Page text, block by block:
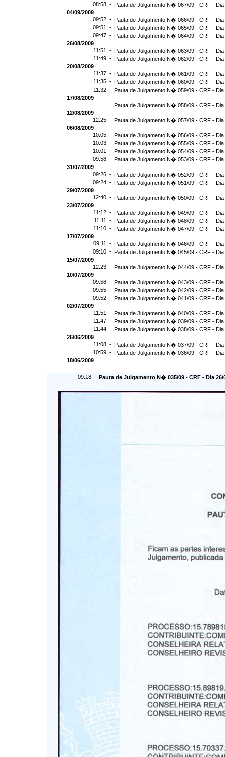
08:58 - Pauta de Julgamento N� 067/09 - CRF - Dia
04/09/2009
09:52 - Pauta de Julgamento N� 066/09 - CRF - Dia
09:51 - Pauta de Julgamento N� 065/09 - CRF - Dia
09:47 - Pauta de Julgamento N� 064/09 - CRF - Dia
26/08/2009
11:51 - Pauta de Julgamento N� 063/09 - CRF - Dia
11:49 - Pauta de Julgamento N� 062/09 - CRF - Dia
20/08/2009
11:37 - Pauta de Julgamento N� 061/09 - CRF - Dia
11:35 - Pauta de Julgamento N� 060/09 - CRF - Dia
11:32 - Pauta de Julgamento N� 059/09 - CRF - Dia
17/08/2009
Pauta de Julgamento N� 058/09 - CRF - Dia
12/08/2009
12:25 - Pauta de Julgamento N� 057/09 - CRF - Dia
06/08/2009
10:05 - Pauta de Julgamento N� 056/09 - CRF - Dia
10:03 - Pauta de Julgamento N� 055/09 - CRF - Dia
10:01 - Pauta de Julgamento N� 054/09 - CRF - Dia
09:58 - Pauta de Julgamento N� 053/09 - CRF - Dia
31/07/2009
09:26 - Pauta de Julgamento N� 052/09 - CRF - Dia
09:24 - Pauta de Julgamento N� 051/09 - CRF - Dia
29/07/2009
12:40 - Pauta de Julgamento N� 050/09 - CRF - Dia
23/07/2009
11:12 - Pauta de Julgamento N� 049/09 - CRF - Dia
11:11 - Pauta de Julgamento N� 048/09 - CRF - Dia
11:10 - Pauta de Julgamento N� 047/09 - CRF - Dia
17/07/2009
09:11 - Pauta de Julgamento N� 046/09 - CRF - Dia
09:10 - Pauta de Julgamento N� 045/09 - CRF - Dia
15/07/2009
12:23 - Pauta de Julgamento N� 044/09 - CRF - Dia
10/07/2009
09:58 - Pauta de Julgamento N� 043/09 - CRF - Dia
09:55 - Pauta de Julgamento N� 042/09 - CRF - Dia
09:52 - Pauta de Julgamento N� 041/09 - CRF - Dia
02/07/2009
11:51 - Pauta de Julgamento N� 040/09 - CRF - Dia
11:47 - Pauta de Julgamento N� 039/09 - CRF - Dia
11:44 - Pauta de Julgamento N� 038/09 - CRF - Dia
26/06/2009
11:08 - Pauta de Julgamento N� 037/09 - CRF - Dia
10:59 - Pauta de Julgamento N� 036/09 - CRF - Dia
18/06/2009
09:18 - Pauta de Julgamento N� 035/09 - CRF - Dia 26/